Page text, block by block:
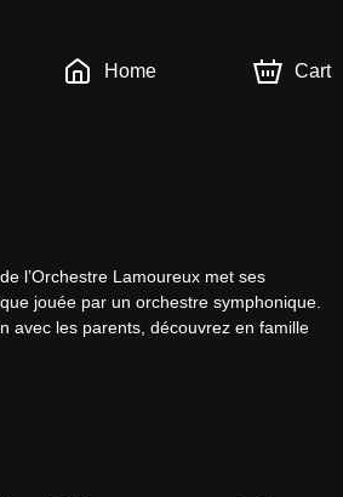
Home Cart
l’Orchestre Lamoureux met ses
jouée par un orchestre symphonique.
avec les parents, découvrez en famille